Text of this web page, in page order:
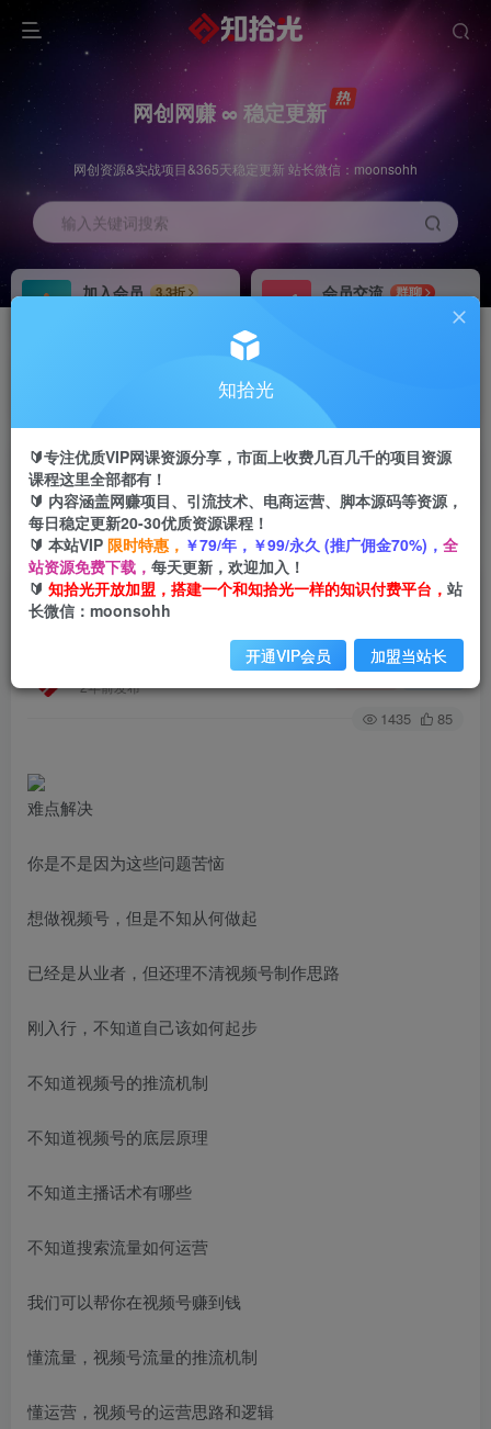
网创网赚 ∞ 稳定更新
网创资源&实战项目&365天稳定更新 站长微信：moonsohh
输入关键词搜索
加入会员
3.3折
会员交流
群聊
首页 创业课程 会员专属 正文
（6340期）0-1视频号赚钱变现营：微信运营-账号
内容-选品组货-直播全案-起号策略！
2年前发布
关注 私信
1435 85
难点解决
你是不是因为这些问题苦恼
想做视频号，但是不知从何做起
已经是从业者，但还理不清视频号制作思路
刚入行，不知道自己该如何起步
不知道视频号的推流机制
不知道视频号的底层原理
不知道主播话术有哪些
不知道搜索流量如何运营
我们可以帮你在视频号赚到钱
懂流量，视频号流量的推流机制
懂运营，视频号的运营思路和逻辑
知拾光
🔰专注优质VIP网课资源分享，市面上收费几百几千的项目资源
课程这里全部都有！
🔰 内容涵盖网赚项目、引流技术、电商运营、脚本源码等资源，
每日稳定更新20-30优质资源课程！
🔰 本站VIP 限时特惠， ￥79/年，￥99/永久 (推广佣金70%)， 全
站资源免费下载， 每天更新，欢迎加入！
🔰 知拾光开放加盟，搭建一个和知拾光一样的知识付费平台， 站
长微信：moonsohh
开通VIP会员 加盟当站长